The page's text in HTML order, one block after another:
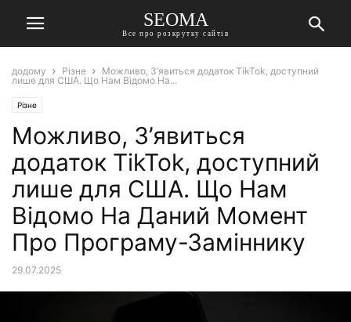
SEOMA
Все про розкрутку сайтів
додому Різне
Можливо, З’явиться додаток TikTok, доступний
лише для США. Що Нам Відомо На...
Різне
Можливо, З’явиться
додаток TikTok, доступний
лише для США. Що Нам
Відомо На Даний Момент
Про Програму-Заміннику
29.07.2025